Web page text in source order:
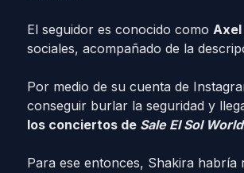
El seguidor es conocido como Axel
sociales, acompañado de la
Por medio de su cuenta de
conseguir burlar la seguridad y
los conciertos de Sale El Sol
Para ese entonces, Shakira habría